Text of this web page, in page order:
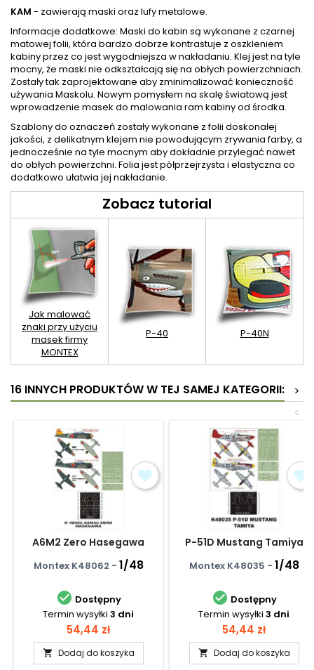
KAM - zawierają maski oraz lufy metalowe.
Informacje dodatkowe: Maski do kabin są wykonane z czarnej
matowej folii, która bardzo dobrze kontrastuje z oszkleniem
kabiny przez co jest wygodniejsza w nakładaniu. Klej jest na tyle
mocny, że maski nie odkształcają się na obłych powierzchniach.
Zostały tak zaprojektowane aby zminimalizować konieczność
używania Maskolu. Nowym pomysłem na skalę światową jest
wprowadzenie masek do malowania ram kabiny od środka.
Szablony do oznaczeń zostały wykonane z folii doskonałej
jakości, z delikatnym klejem nie powodującym zrywania farby, a
jednocześnie na tyle mocnym aby dokładnie przylegać nawet
do obłych powierzchni. Folia jest półprzejrzysta i elastyczna co
dodatkowo ułatwia jej nakładanie.
Zobacz tutorial
Jak malować
znaki przy użyciu
masek firmy
MONTEX
P-40 P-40N
16 INNYCH PRODUKTÓW W TEJ SAMEJ KATEGORII:
>
<
A6M2 Zero Hasegawa
Montex K48062 - 1/48
 Dostępny
Termin wysyłki 3 dni
Cena
54,44 zł
 Dodaj do koszyka
P-51D Mustang Tamiya
Montex K48035 - 1/48
 Dostępny
Termin wysyłki 3 dni
Cena
54,44 zł
 Dodaj do koszyka